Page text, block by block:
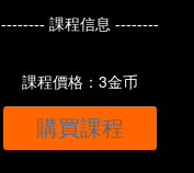
-------- 課程信息 --------
課程價格：3金币
購買課程